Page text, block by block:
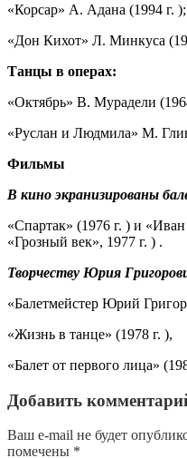
«Корсар» А. Адана (1994 г. );
«Дон Кихот» Л. Минкуса
Танцы в операх:
«Октябрь» В. Мурадели
«Руслан и Людмила» М.
Фильмы
В кино экранизированы
«Спартак» (1976 г. ) и
«Грозный век», 1977 г. ) .
Творчеству Юрия
«Балетмейстер Юрий
«Жизнь в танце» (1978 г. ),
«Балет от первого лица»
Добавить
Ваш e-mail не будет
помечены *